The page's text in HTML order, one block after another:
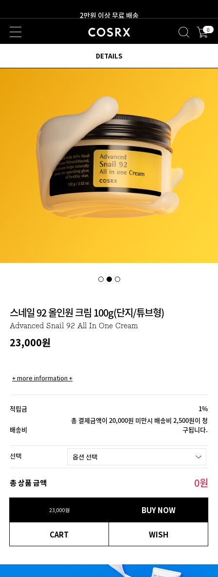
2만원 이상 무료 배송 0
스네일 92 올인원 크림 100g(단지/튜브형)
Advanced Snail 92 All In One Cream
23,000원
+ more information +
적립금 1%
배송비
총 결제금액이 20,000원 미만시 배송비 2,500원이 청
구됩니다.
선택
총 상품 금액 0원
23,000원 BUY NOW
CART WISH
DETAILS